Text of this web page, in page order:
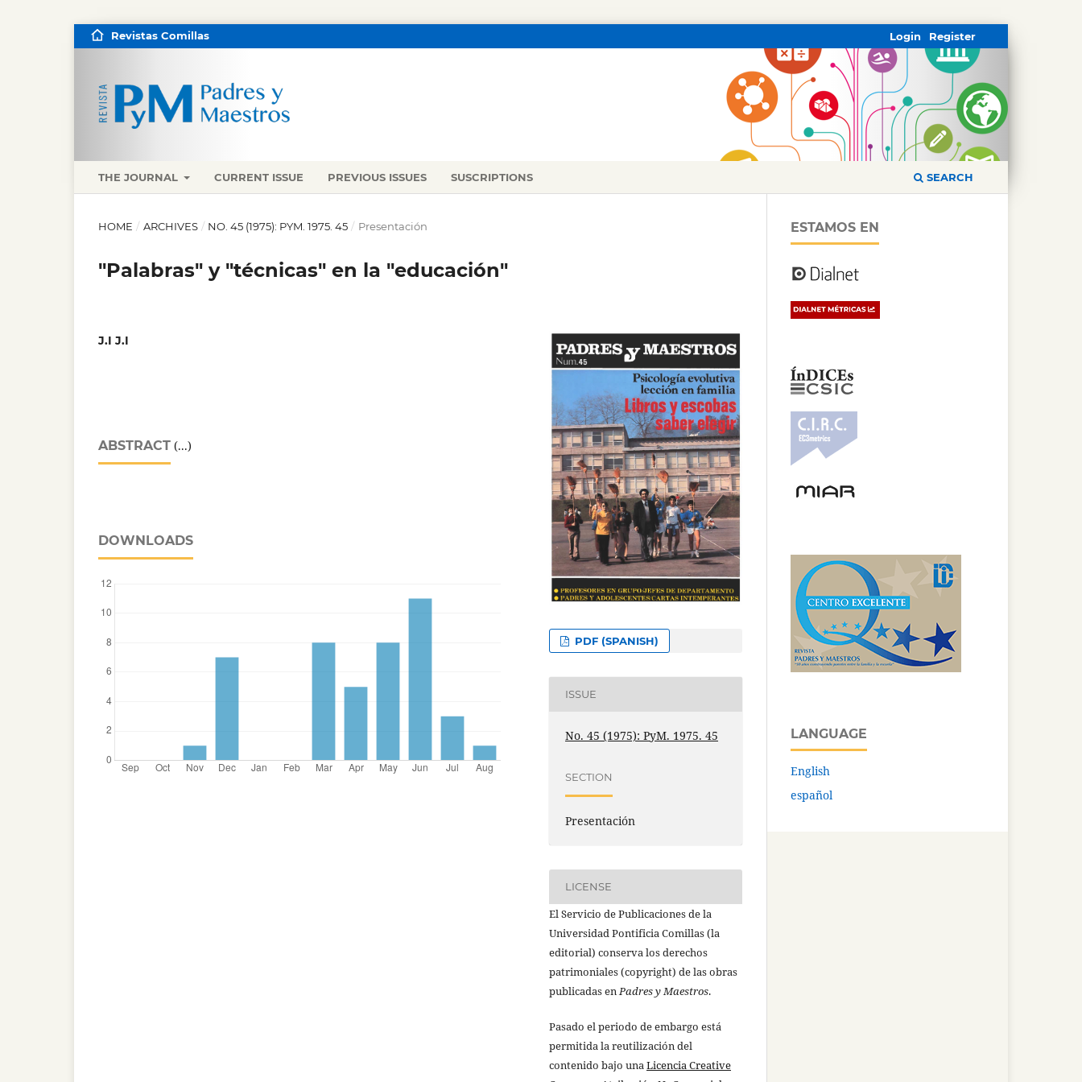
THE JOURNAL CURRENT ISSUE PREVIOUS ISSUES SUSCRIPTIONS SEARCH
Revistas Comillas Register
Login
HOME / ARCHIVES / NO. 45 (1975): PYM. 1975. 45 / Presentación
"Palabras" y "técnicas" en la "educación"
J.I J.I
ABSTRACT (...)
DOWNLOADS
PDF (SPANISH)
ISSUE
No. 45 (1975): PyM. 1975. 45
SECTION
Presentación
LICENSE
El Servicio de Publicaciones de la
Universidad Pontificia Comillas (la
editorial) conserva los derechos
patrimoniales (copyright) de las obras
publicadas enPadres y Maestros.
Pasado el periodo de embargo está
permitida la reutilización del
contenido bajo unaLicencia Creative
ESTAMOS EN
LANGUAGE
English
español